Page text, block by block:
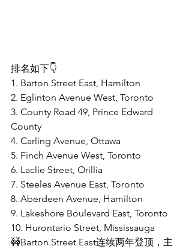
排名如下👇
1. Barton Street East, Hamilton
2. Eglinton Avenue West, Toronto
3. County Road 49, Prince Edward
County
4. Carling Avenue, Ottawa
5. Finch Avenue West, Toronto
6. Laclie Street, Orillia
7. Steeles Avenue East, Toronto
8. Aberdeen Avenue, Hamilton
9. Lakeshore Boulevard East, Toronto
10. Hurontario Street, Mississauga
🚧Barton Street East连续两年登顶，主